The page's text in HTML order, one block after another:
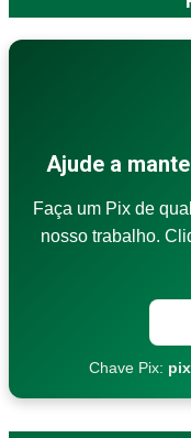
Ajude a
Faça um Pix de
nosso trabalho.
Chave Pix: